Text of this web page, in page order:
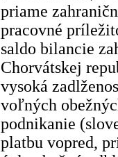
priame
pracovné
saldo bilancie
Chorvátskej
vysoká
voľných
podnikanie
platbu vopred,